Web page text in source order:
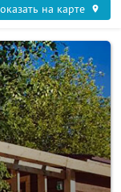
на карте